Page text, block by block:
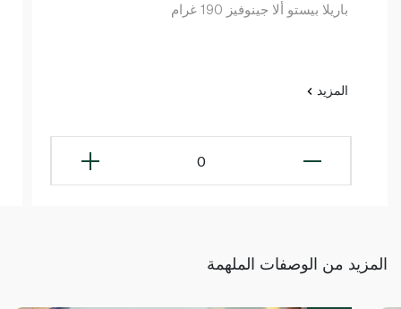
باريلا بيستو ألا جينوفيز 190 غرام
المزيد
0
المزيد من الوصفات الملهمة